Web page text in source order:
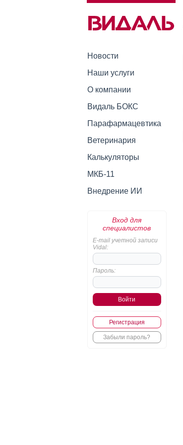
Новости
Наши услуги
О компании
Видаль БОКС
Парафармацевтика
Ветеринария
Калькуляторы
МКБ-11
Внедрение ИИ
Вход для
специалистов
E-mail учетной записи
Vidal:
Пароль:
Регистрация
Забыли пароль?